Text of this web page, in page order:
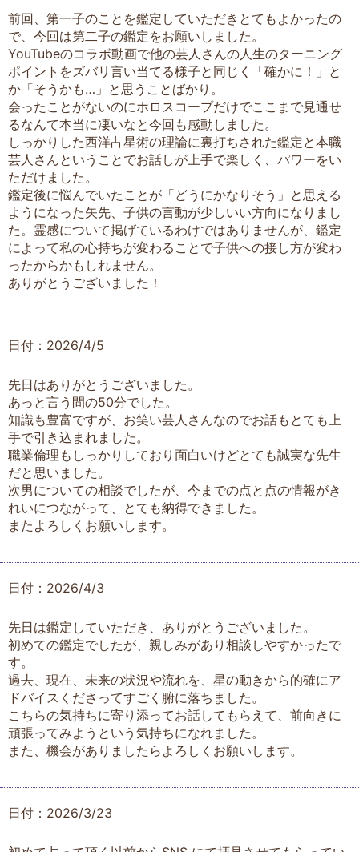
前回、第一子のことを鑑定していただきとてもよかったの
で、今回は第二子の鑑定をお願いしました。
YouTubeのコラボ動画で他の芸人さんの人生のターニング
ポイントをズバリ言い当てる様子と同じく「確かに！」と
か「そうかも…」と思うことばかり。
会ったことがないのにホロスコープだけでここまで見通せ
るなんて本当に凄いなと今回も感動しました。
しっかりした西洋占星術の理論に裏打ちされた鑑定と本職
芸人さんということでお話しが上手で楽しく、パワーをい
ただけました。
鑑定後に悩んでいたことが「どうにかなりそう」と思える
ようになった矢先、子供の言動が少しいい方向になりまし
た。霊感について掲げているわけではありませんが、鑑定
によって私の心持ちが変わることで子供への接し方が変わ
ったからかもしれません。
ありがとうございました！
日付：2026/4/5
先日はありがとうございました。
あっと言う間の50分でした。
知識も豊富ですが、お笑い芸人さんなのでお話もとても上
手で引き込まれました。
職業倫理もしっかりしており面白いけどとても誠実な先生
だと思いました。
次男についての相談でしたが、今までの点と点の情報がき
れいにつながって、とても納得できました。
またよろしくお願いします。
日付：2026/4/3
先日は鑑定していただき、ありがとうございました。
初めての鑑定でしたが、親しみがあり相談しやすかったで
す。
過去、現在、未来の状況や流れを、星の動きから的確にア
ドバイスくださってすごく腑に落ちました。
こちらの気持ちに寄り添ってお話してもらえて、前向きに
頑張ってみようという気持ちになれました。
また、機会がありましたらよろしくお願いします。
日付：2026/3/23